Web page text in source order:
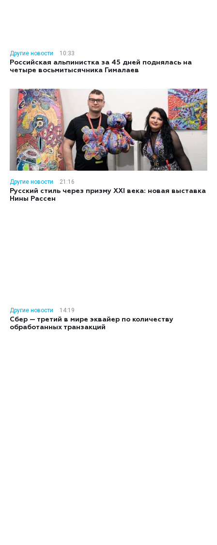
Другие новости
10:33
Российская альпинистка за 45 дней поднялась на
четыре восьмитысячника Гималаев
Другие новости
21:16
Русский стиль через призму XXI века: новая выставка
Нины Рассен
Другие новости
14:19
Сбер — третий в мире эквайер по количеству
обработанных транзакций